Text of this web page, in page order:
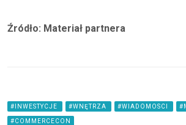
Źródło: Materiał partnera
#INWESTYCJE #WNĘTRZA #WIADOMOSCI
#COMMERCECON